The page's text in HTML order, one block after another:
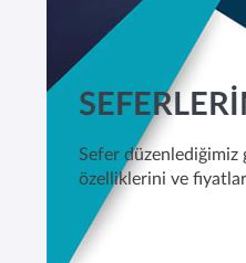
Sefer düzenlediğimiz
özelliklerini ve